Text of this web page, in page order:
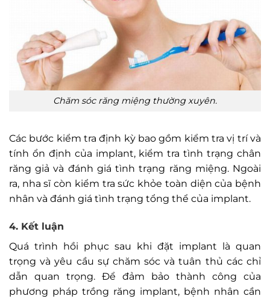
Chăm sóc răng miệng thường xuyên.
Các bước kiểm tra định kỳ bao gồm kiểm tra vị trí và
tính ổn định của implant, kiểm tra tình trạng chân
răng giả và đánh giá tình trạng răng miệng. Ngoài
ra, nha sĩ còn kiểm tra sức khỏe toàn diện của bệnh
nhân và đánh giá tình trạng tổng thể của implant.
4. Kết luận
Quá trình hồi phục sau khi đặt implant là quan
trọng và yêu cầu sự chăm sóc và tuân thủ các chỉ
dẫn quan trọng. Để đảm bảo thành công của
phương pháp trồng răng implant, bệnh nhân cần